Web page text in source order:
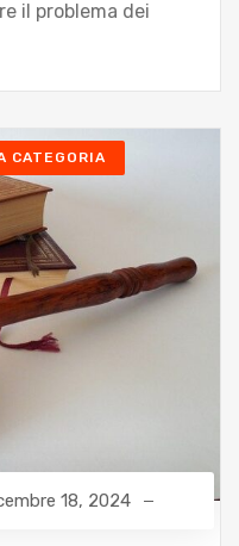
il problema dei
CATEGORIA
18, 2024